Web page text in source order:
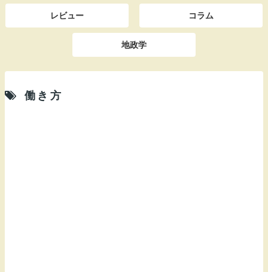
レビュー コラム
地政学
働き方